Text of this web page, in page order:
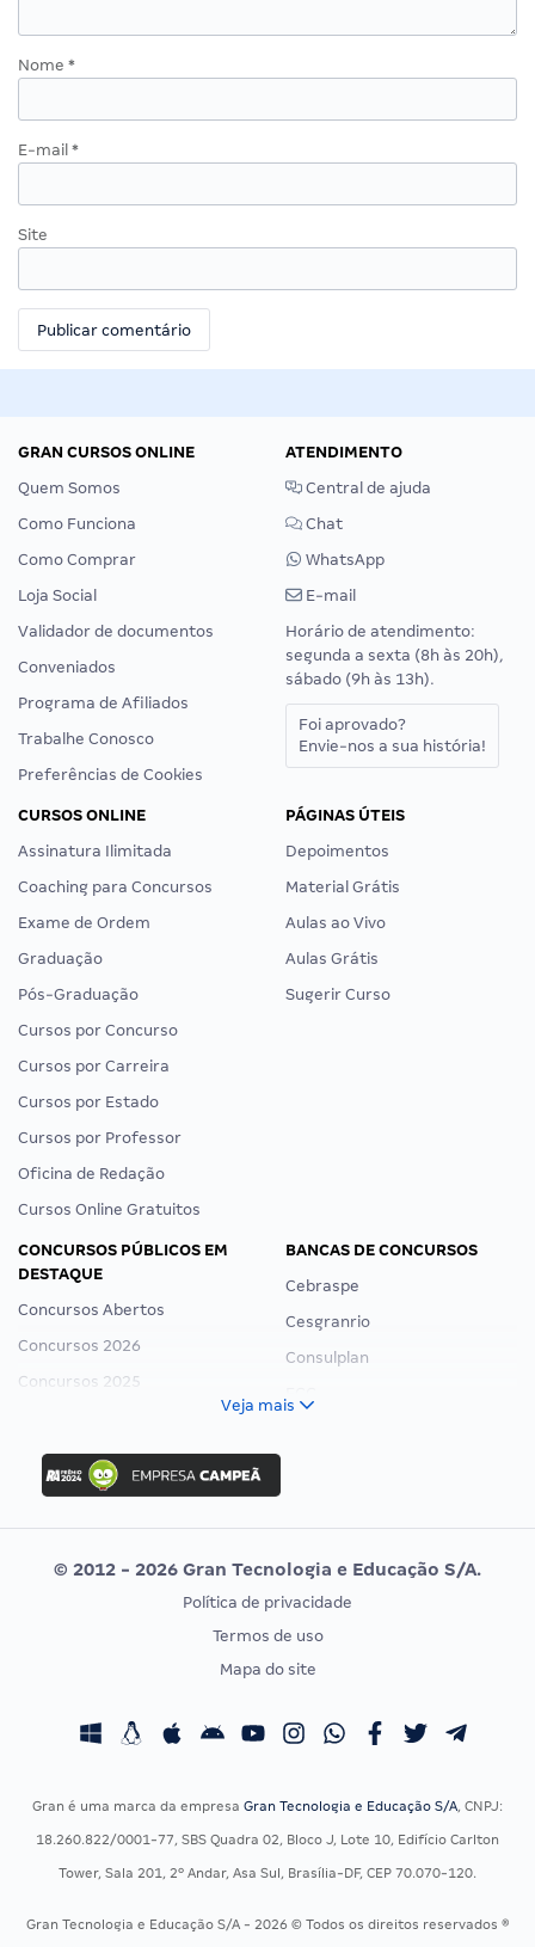
Nome *
E-mail *
Site
GRAN CURSOS ONLINE
Quem Somos
Como Funciona
Como Comprar
Loja Social
Validador de documentos
Conveniados
Programa de Afiliados
Trabalhe Conosco
Preferências de Cookies
ATENDIMENTO
Central de ajuda
Chat
WhatsApp
E-mail
Horário de atendimento:
segunda a sexta (8h às 20h),
sábado (9h às 13h).
Foi aprovado?
Envie-nos a sua história!
CURSOS ONLINE
Assinatura Ilimitada
Coaching para Concursos
Exame de Ordem
Graduação
Pós-Graduação
Cursos por Concurso
Cursos por Carreira
Cursos por Estado
Cursos por Professor
Oficina de Redação
Cursos Online Gratuitos
PÁGINAS ÚTEIS
Depoimentos
Material Grátis
Aulas ao Vivo
Aulas Grátis
Sugerir Curso
CONCURSOS PÚBLICOS EM
DESTAQUE
Concursos Abertos
Concursos 2026
Concursos 2025
Concurso Ibama
Concurso MPU
Editais publicados
BANCAS DE CONCURSOS
Cebraspe
Cesgranrio
Consulplan
Vunesp
CONCURSOS POR PROFISSÃO
Concursos Fiscais
Concursos Saúde
Residência Multiprofissional
EXAME DE ORDEM
Calendário OAB
Veja mais
© 2012 - 2026 Gran Tecnologia e Educação S/A.
Política de privacidade
Termos de uso
Mapa do site
Gran é uma marca da empresa Gran Tecnologia e Educação S/A, CNPJ:
18.260.822/0001-77, SBS Quadra 02, Bloco J, Lote 10, Edifício Carlton
Tower, Sala 201, 2º Andar, Asa Sul, Brasília-DF, CEP 70.070-120.
Gran Tecnologia e Educação S/A - 2026 © Todos os direitos reservados ®